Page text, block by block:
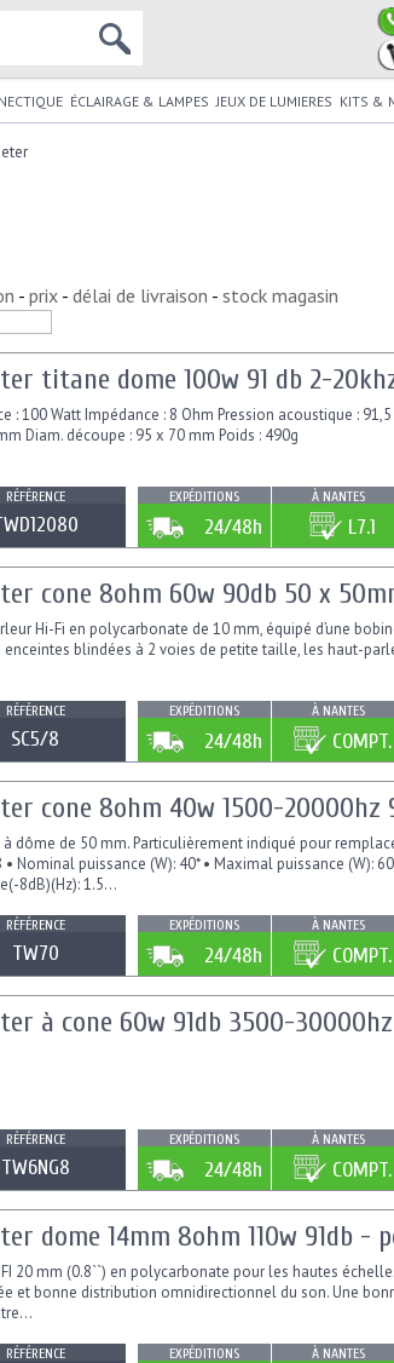
ÉCLAIRAGE & LAMPES JEUX DE LUMIERES KITS &
- prix - délai de livraison - stock magasin
titane dome 100w 91 db 2-
: 100 Watt Impédance : 8 Ohm Pression acoustique :
Diam. découpe : 95 x 70 mm Poids : 490g
RÉFÉRENCE EXPÉDITIONS
24/48h
À NANTES
L7.1
cone 8ohm 60w 90db 50 x
Hi-Fi en polycarbonate de 10 mm, équipé d’une
blindées à 2 voies de petite taille, les haut-
RÉFÉRENCE
SC5/8
EXPÉDITIONS
24/48h
À NANTES
COMPT.
cone 8ohm 40w 1500-20000hz
à dôme de 50 mm. Particulièrement indiqué pour
• Nominal puissance (W): 40* • Maximal puissance (W):
8dB)(Hz): 1.5...
RÉFÉRENCE
TW70
EXPÉDITIONS
24/48h
À NANTES
COMPT.
à cone 60w 91db 3500-
RÉFÉRENCE
TW6NG8
EXPÉDITIONS
24/48h
À NANTES
COMPT.
dome 14mm 8ohm 110w 91db -
20 mm (0.8``) en polycarbonate pour les hautes
et bonne distribution omnidirectionnel du son. Une
RÉFÉRENCE EXPÉDITIONS À NANTES